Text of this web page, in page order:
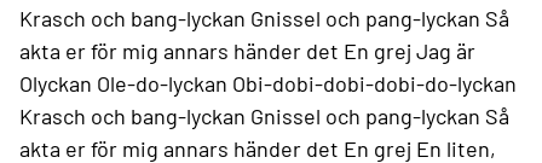
Krasch och bang-lyckan Gnissel och pang-lyckan Så
akta er för mig annars händer det En grej Jag är
Olyckan Ole-do-lyckan Obi-dobi-dobi-dobi-do-lyckan
Krasch och bang-lyckan Gnissel och pang-lyckan Så
akta er för mig annars händer det En grej En liten,